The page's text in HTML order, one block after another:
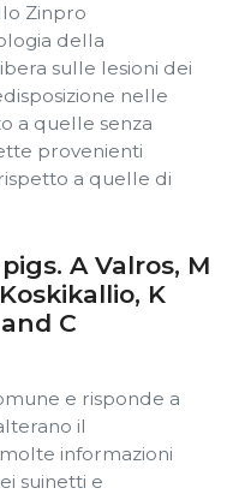
Zinpro
della
sulle lesioni dei
nelle
a quelle senza
provenienti
a quelle di
A Valros, M
K
C
e risponde a
il
informazioni
suinetti e